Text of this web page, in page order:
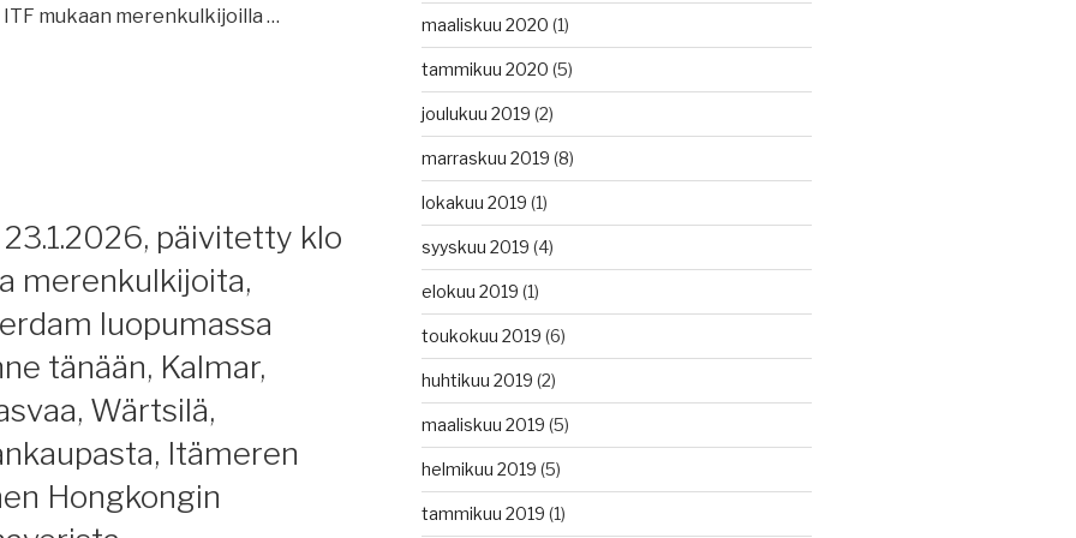
mukaan merenkulkijoilla …
päivitetty klo
merenkulkijoita,
luopumassa
tänään, Kalmar,
Wärtsilä,
Itämeren
Hongkongin
maaliskuu 2020 (1)
tammikuu 2020 (5)
joulukuu 2019 (2)
marraskuu 2019 (8)
lokakuu 2019 (1)
syyskuu 2019 (4)
elokuu 2019 (1)
toukokuu 2019 (6)
huhtikuu 2019 (2)
maaliskuu 2019 (5)
helmikuu 2019 (5)
tammikuu 2019 (1)